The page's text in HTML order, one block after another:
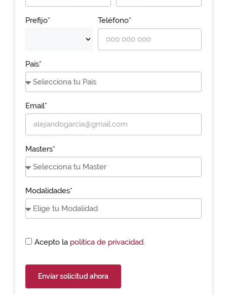
Prefijo* Teléfono*
País*
Email*
Masters*
Modalidades*
Acepto la política de privacidad.
Enviar solicitud ahora